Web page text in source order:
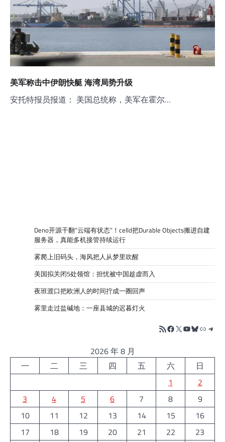
美军称击中伊朗快艇 海湾局势升级
安托特报员报道： 美国总统称，美军在霍尔…
Deno开源干翻“云端有状态”！celld把Durable Objects搬进自建
服务器，真能多机接管持续运行
雾爬上旧码头，海风把人从梦里吹醒
美国拟关闭5处领馆：担忧被中国趁虚而入
夜班渡口把欧洲人的时间拧成一圈回声
雾里走过盐碱地：一座县城的迟暮灯火
RSS FeedFacebook
X YouTube
Bluesky
链接
2026 年 8 月
一
二 三 四 五 六
日
1
2
3
4 5 6 7 8
9
10
11 12 13 14 15
16
17
18 19 20 21 22
23